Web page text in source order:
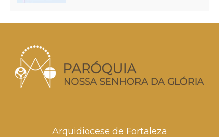
Arquidiocese de Fortaleza